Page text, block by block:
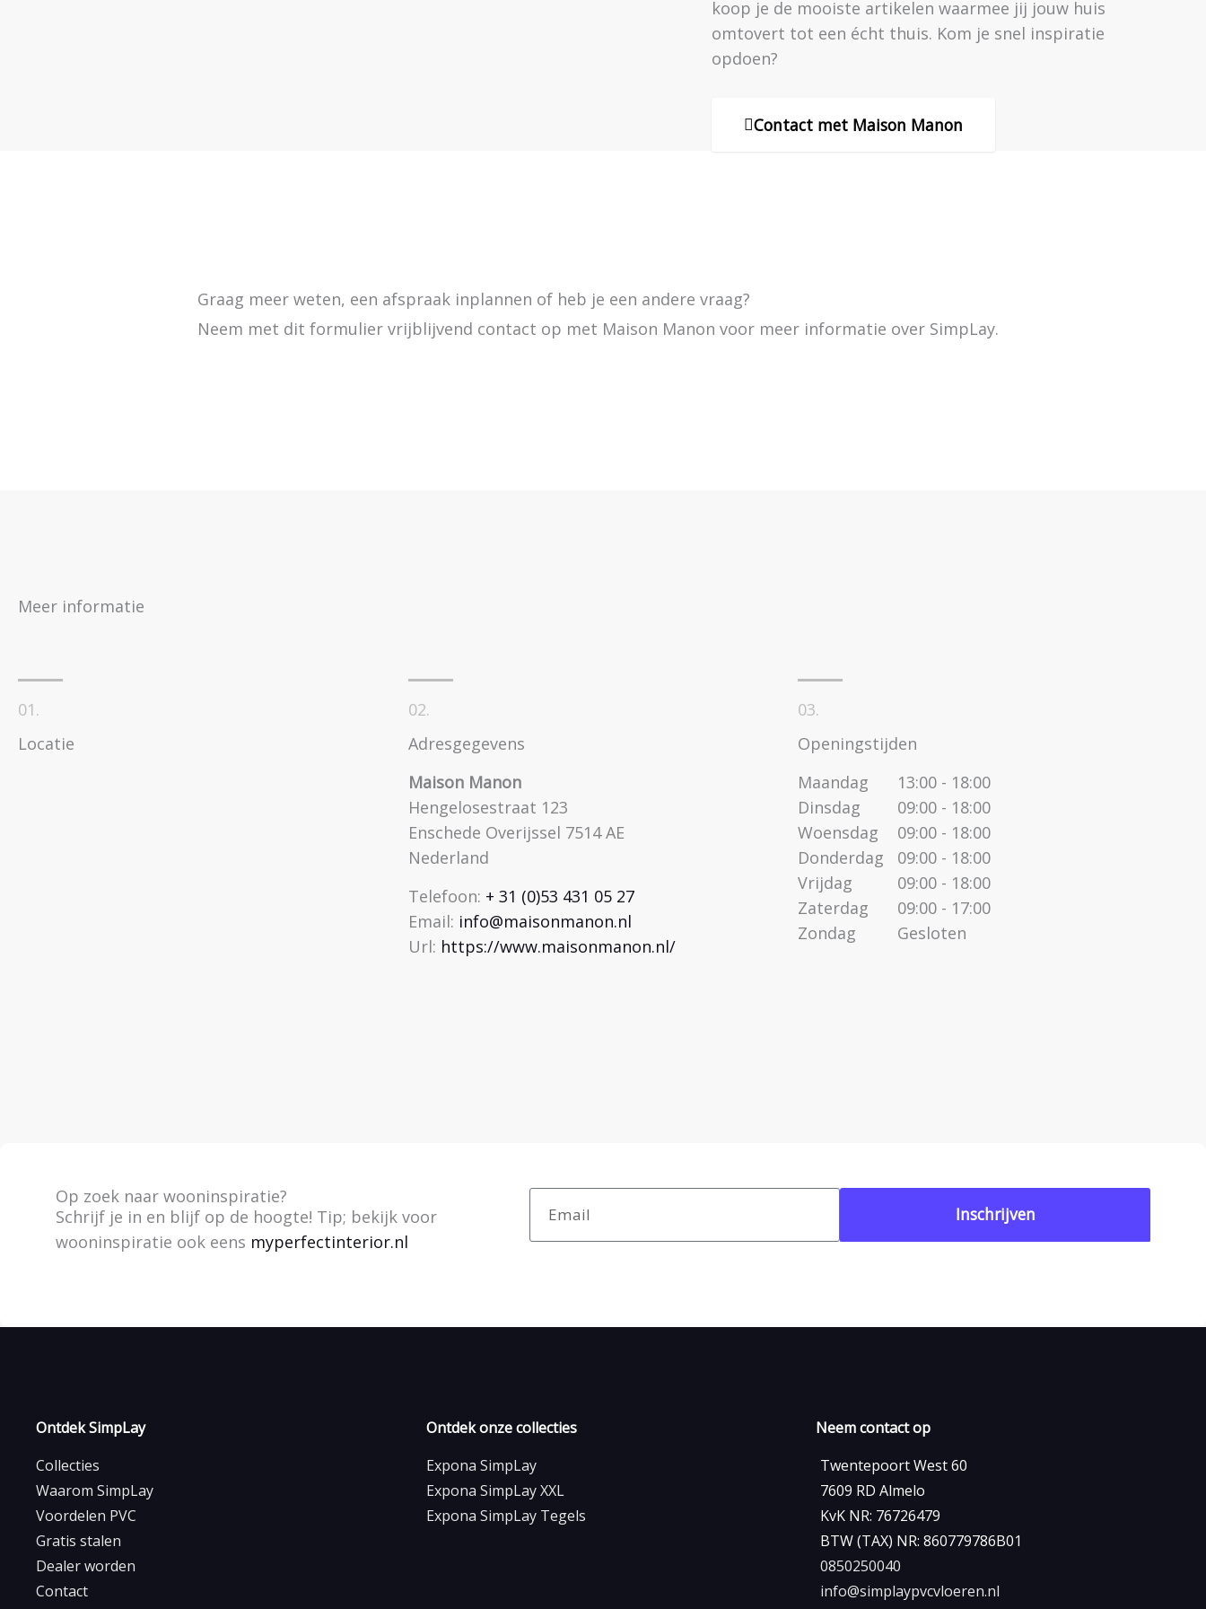
koop je de mooiste artikelen waarmee jij jouw huis
omtovert tot een écht thuis. Kom je snel inspiratie
opdoen?
Contact met Maison Manon
Graag meer weten, een afspraak inplannen of heb je een andere vraag?
Neem met dit formulier vrijblijvend contact op met Maison Manon voor meer informatie over SimpLay.
Meer informatie
01.
Locatie
02.
Adresgegevens
Maison Manon
Hengelosestraat 123
Enschede Overijssel 7514 AE
Nederland
Telefoon: + 31 (0)53 431 05 27
Email: info@maisonmanon.nl
Url: https://www.maisonmanon.nl/
03.
Openingstijden
Maandag
13:00 - 18:00
Dinsdag
09:00 - 18:00
Woensdag
09:00 - 18:00
Donderdag
09:00 - 18:00
Vrijdag
09:00 - 18:00
Zaterdag
09:00 - 17:00
Zondag
Gesloten
Op zoek naar wooninspiratie?
Schrijf je in en blijf op de hoogte! Tip; bekijk voor
wooninspiratie ook eens myperfectinterior.nl
Inschrijven
Ontdek SimpLay
Collecties
Waarom SimpLay
Voordelen PVC
Gratis stalen
Dealer worden
Contact
Ontdek onze collecties
Expona SimpLay
Expona SimpLay XXL
Expona SimpLay Tegels
Neem contact op
Twentepoort West 60
7609 RD Almelo
KvK NR: 76726479
BTW (TAX) NR: 860779786B01
0850250040
info@simplaypvcvloeren.nl